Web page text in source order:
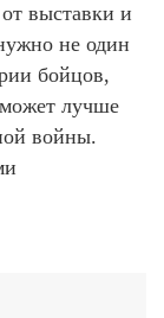
выставки и
не один
бойцов,
лучше
войны.